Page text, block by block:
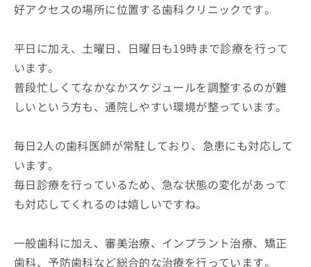
好アクセスの場所に位置する歯科クリニックです。
平日に加え、土曜日、日曜日も19時まで診療を行って
います。
普段忙しくてなかなかスケジュールを調整するのが難
しいという方も、通院しやすい環境が整っています。
毎日2人の歯科医師が常駐しており、急患にも対応して
います。
毎日診療を行っているため、急な状態の変化があって
も対応してくれるのは嬉しいですね。
一般歯科に加え、審美治療、インプラント治療、矯正
歯科、予防歯科など総合的な治療を行っています。